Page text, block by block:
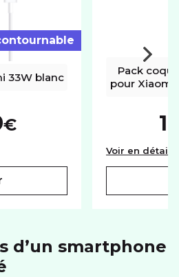
33W blanc
€
Xiaomi 33W blanc
Pack
pour Xiaomi
Voir en détail
d’un smartphone